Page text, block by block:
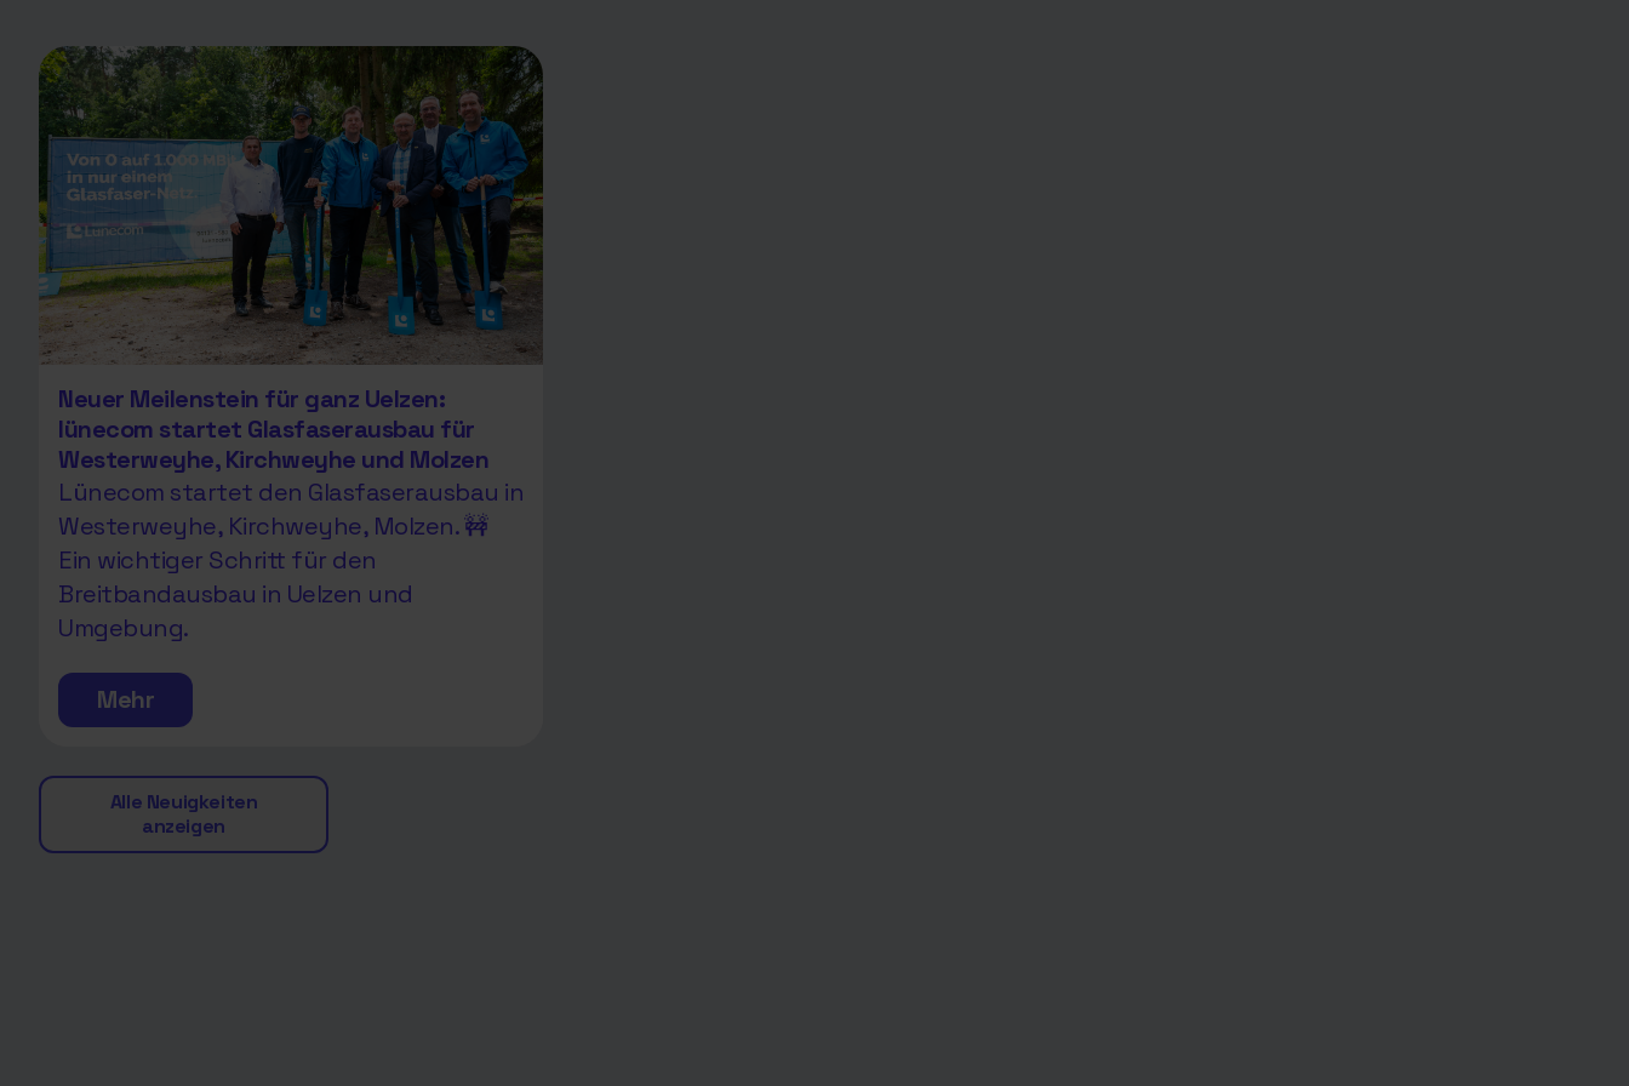
Neuer Meilenstein für ganz Uelzen:
lünecom startet Glasfaserausbau für
Westerweyhe, Kirchweyhe und Molzen
Lünecom startet den Glasfaserausbau in
Westerweyhe, Kirchweyhe, Molzen. 🚧
Ein wichtiger Schritt für den
Breitbandausbau in Uelzen und
Umgebung.
Mehr
Alle Neuigkeiten
anzeigen